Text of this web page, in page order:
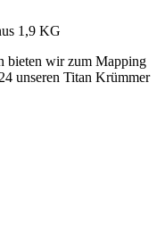
1,9 KG
bieten wir zum Mapping
unseren Titan Krümmer